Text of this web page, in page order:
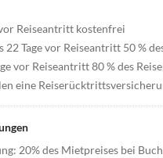
Reiseantritt kostenfrei
22 Tage vor Reiseantritt 50 %
vor Reiseantritt 80 % des
eine
20% des Mietpreises bei